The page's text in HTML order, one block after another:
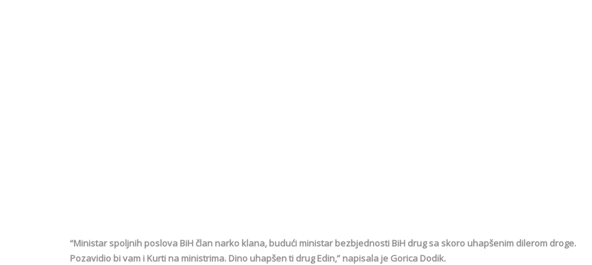
“Ministar spoljnih poslova BiH član narko klana, budući ministar bezbjednosti BiH drug sa skoro uhapšenim dilerom droge.
Pozavidio bi vam i Kurti na ministrima. Dino uhapšen ti drug Edin,” napisala je Gorica Dodik.